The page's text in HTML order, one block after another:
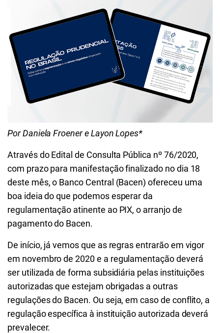
Por Daniela Froener e Layon Lopes*
Através do Edital de Consulta Pública nº 76/2020,
com prazo para manifestação finalizado no dia 18
deste mês, o Banco Central (Bacen) ofereceu uma
boa ideia do que podemos esperar da
regulamentação atinente ao PIX, o arranjo de
pagamento do Bacen.
De início, já vemos que as regras entrarão em vigor
em novembro de 2020 e a regulamentação deverá
ser utilizada de forma subsidiária pelas instituições
autorizadas que estejam obrigadas a outras
regulações do Bacen. Ou seja, em caso de conflito, a
regulação específica à instituição autorizada deverá
prevalecer.